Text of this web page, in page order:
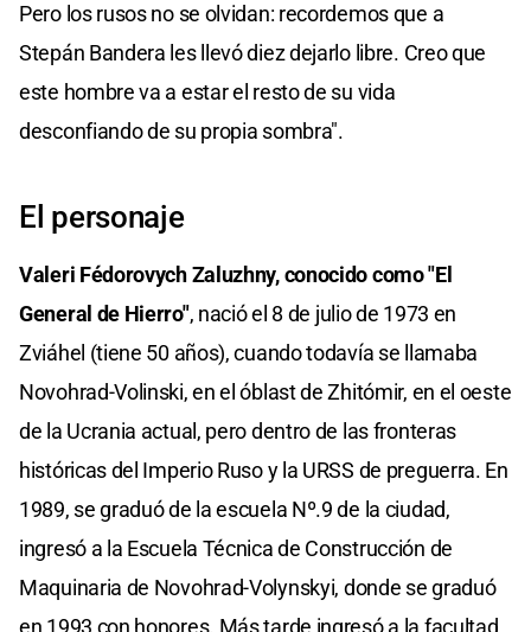
Pero los rusos no se olvidan: recordemos que a
Stepán Bandera les llevó diez dejarlo libre. Creo que
este hombre va a estar el resto de su vida
desconfiando de su propia sombra".
El personaje
Valeri Fédorovych Zaluzhny, conocido como "El
General de Hierro", nació el 8 de julio de 1973 en
Zviáhel (tiene 50 años), cuando todavía se llamaba
Novohrad-Volinski, en el óblast de Zhitómir, en el oeste
de la Ucrania actual, pero dentro de las fronteras
históricas del Imperio Ruso y la URSS de preguerra. En
1989, se graduó de la escuela Nº.9 de la ciudad,
ingresó a la Escuela Técnica de Construcción de
Maquinaria de Novohrad-Volynskyi, donde se graduó
en 1993 con honores. Más tarde ingresó a la facultad